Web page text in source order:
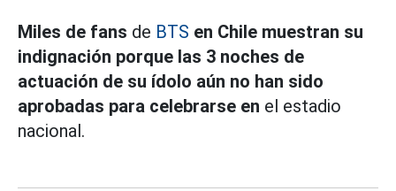
Miles de fans de BTS en Chile muestran su
indignación porque las 3 noches de
actuación de su ídolo aún no han sido
aprobadas para celebrarse en el estadio
nacional.